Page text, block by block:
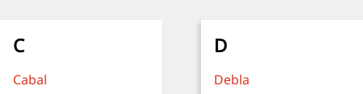
C
Cabal
D
Debla